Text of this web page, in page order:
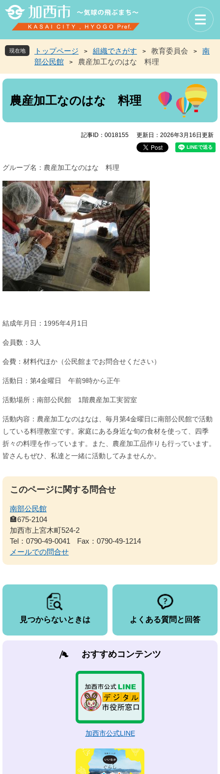
先
頭
す
を
飛
し
へ
現在地 トップページ > 組織でさがす > 教育委員会 >
南
部公民館
> 農産加工なのはな 料理
本
農産加工なのはな 料理
記事ID：0018155 更新日：2026年3月16日更新
グループ名：農産加工なのはな 料理
結成年月日：1995年4月1日
会員数：3人
会費：材料代ほか（公民館までお問合せください）
活動日：第4金曜日 午前9時から正午
活動場所：南部公民館 1階農産加工実習室
活動内容：農産加工なのはなは、毎月第4金曜日に南部公民館で活動
している料理教室です。家庭にある身近な旬の食材を使って、四季
折々の料理を作っています。また、農産加工品作りも行っています。
皆さんもぜひ、私達と一緒に活動してみませんか。
このページに関する問合せ
南部公民館
🏣675-2104
加西市上宮木町524-2
Tel：0790-49-0041
Fax：0790-49-1214
メールでの問合せ
見つからないときは よくある質問と回答
おすすめコンテンツ
加西市公式LINE